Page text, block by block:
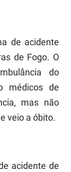
de acidente
de Fogo. O
do
médicos de
mas não
veio a óbito.
acidente de